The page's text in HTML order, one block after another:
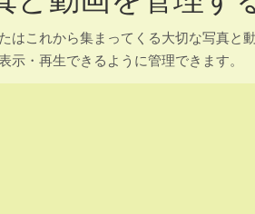
はこれから集まってくる大切な写真と
示・再生できるように管理できます。